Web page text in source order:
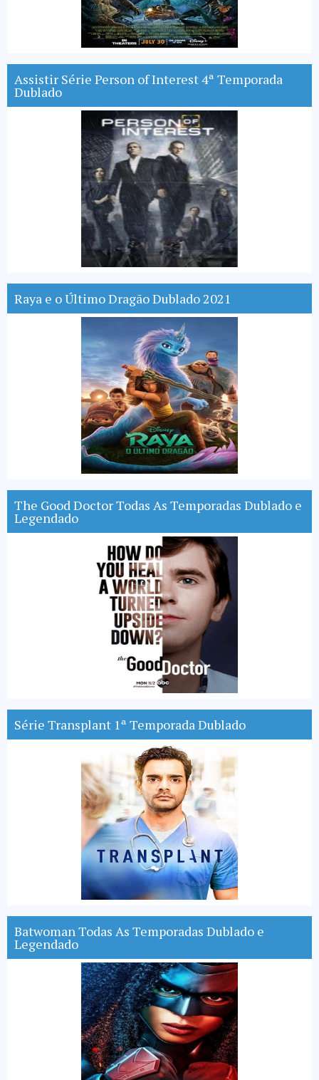
Assistir Série Person of Interest 4ª Temporada
Dublado
Raya e o Último Dragão Dublado 2021
The Good Doctor Todas As Temporadas Dublado e
Legendado
Série Transplant 1ª Temporada Dublado
Batwoman Todas As Temporadas Dublado e
Legendado